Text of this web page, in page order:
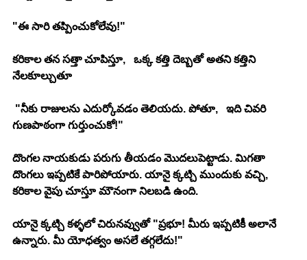
"ఈ సారి తప్పించుకోలేవు!"
కరికాల తన సత్తా చూపిస్తూ,   ఒక్క కత్తి దెబ్బతో అతని కత్తిని
నేలకూల్చుతూ
"నీకు రాజులను ఎదుర్కోవడం తెలియదు. పోతూ,   ఇది చివరి
గుణపాఠంగా గుర్తుంచుకో!"
దొంగల నాయకుడు పరుగు తీయడం మొదలుపెట్టాడు. మిగతా
దొంగలు ఇప్పటికే పారిపోయారు. యానై క్కట్చి ముందుకు వచ్చి,
కరికాల వైపు చూస్తూ మౌనంగా నిలబడి ఉంది.
యానై క్కట్చి కళ్ళలో చిరునవ్వుతో "ప్రభూ! మీరు ఇప్పటికీ అలానే
ఉన్నారు. మీ యోధత్వం అసలే తగ్గలేదు!"